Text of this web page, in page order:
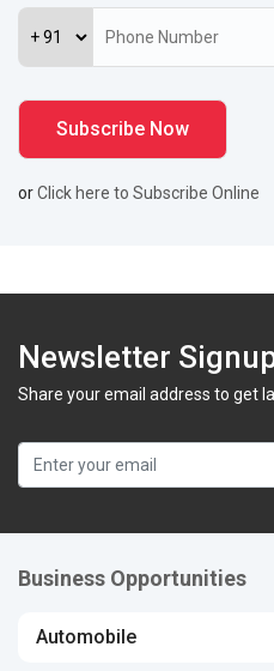
orClick here to Subscribe Online
Newsletter
Share your email address to get
Business Opportunities
Automobile